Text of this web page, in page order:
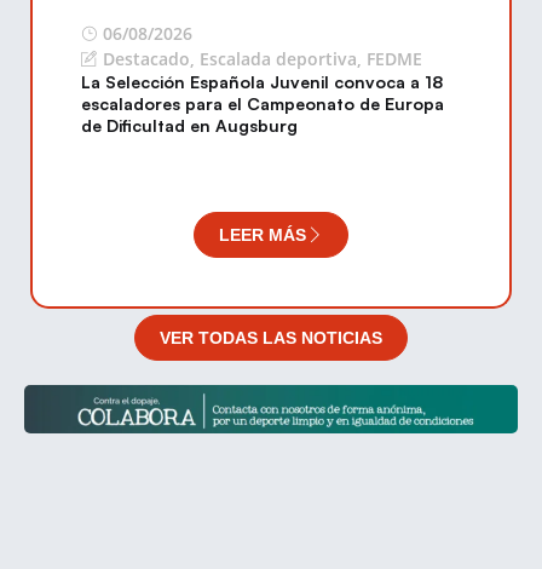
06/08/2026
Destacado Escalada deportiva FEDME
La Selección Española Juvenil convoca a 18
escaladores para el Campeonato de Europa
de Dificultad en Augsburg
LEER MÁS
VER TODAS LAS NOTICIAS